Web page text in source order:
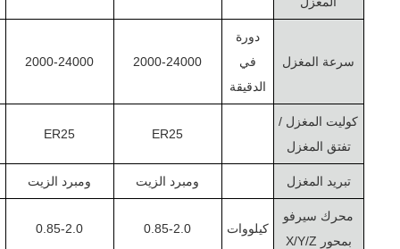
سرعة المغزل
دورة
في
الدقيقة
2000-24000
2000-24000
كوليت المغزل /
تفتق المغزل
ER25
ER25
تبريد المغزل ومبرد الزيت ومبرد الزيت
محرك سيرفو
بمحور X/Y/Z
كيلووات 0.85-2.0
0.85-2.0